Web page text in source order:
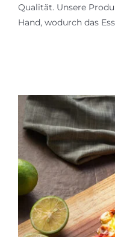
Qualität. Unsere
Hand, wodurch das